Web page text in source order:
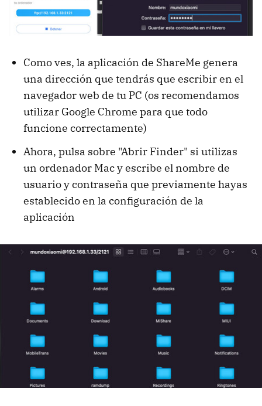
Como ves, la aplicación de ShareMe genera
una dirección que tendrás que escribir en el
navegador web de tu PC (os recomendamos
utilizar Google Chrome para que todo
funcione correctamente)
Ahora, pulsa sobre "Abrir Finder" si utilizas
un ordenador Mac y escribe el nombre de
usuario y contraseña que previamente hayas
establecido en la configuración de la
aplicación